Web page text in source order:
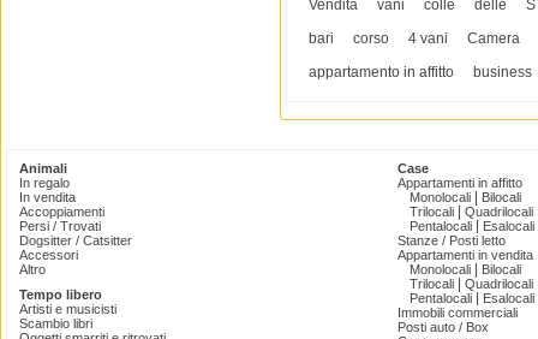
Vendita vani colle delle
bari
corso 4 vani
Camera
appartamento in affitto
business
Animali
In regalo
In vendita
Accoppiamenti
Persi / Trovati
Dogsitter / Catsitter
Accessori
Altro
Tempo libero
Artisti e musicisti
Scambio libri
Case
Appartamenti in affitto
Monolocali
Bilocali
Trilocali
Quadrilocali
Pentalocali
Esalocali
Stanze / Posti letto
Appartamenti in vendita
Monolocali
Bilocali
Trilocali
Quadrilocali
Pentalocali
Esalocali
Immobili commerciali
Posti auto / Box